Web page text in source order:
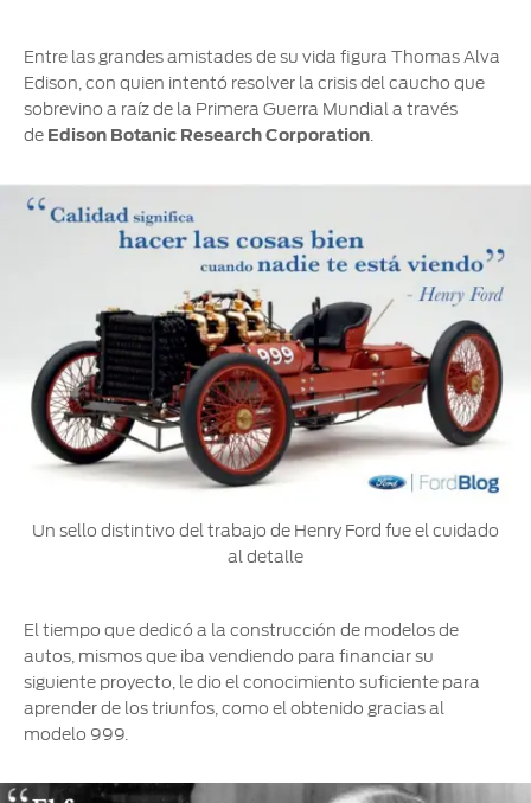
Entre las grandes amistades de su vida figura Thomas Alva
Edison, con quien intentó resolver la crisis del caucho que
sobrevino a raíz de la Primera Guerra Mundial a través
de Edison Botanic Research Corporation.
Un sello distintivo del trabajo de Henry Ford fue el cuidado
al detalle
El tiempo que dedicó a la construcción de modelos de
autos, mismos que iba vendiendo para financiar su
siguiente proyecto, le dio el conocimiento suficiente para
aprender de los triunfos, como el obtenido gracias al
modelo 999.